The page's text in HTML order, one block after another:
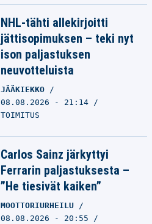
NHL-tähti allekirjoitti
jättisopimuksen – teki nyt
ison paljastuksen
neuvotteluista
JÄÄKIEKKO
08.08.2026 - 21:14
TOIMITUS
Carlos Sainz järkyttyi
Ferrarin paljastuksesta –
”He tiesivät kaiken”
MOOTTORIURHEILU
08.08.2026 - 20:55